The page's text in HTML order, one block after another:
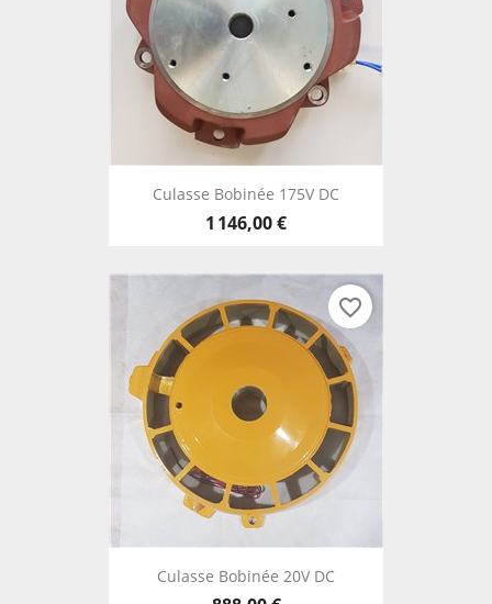
Culasse Bobinée 175V DC
1 146,00 €
Culasse Bobinée 20V DC
favorite_border